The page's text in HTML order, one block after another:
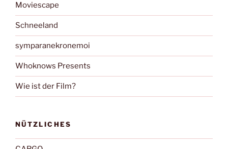
Moviescape
Schneeland
symparanekronemoi
Whoknows Presents
Wie ist der Film?
NÜTZLICHES